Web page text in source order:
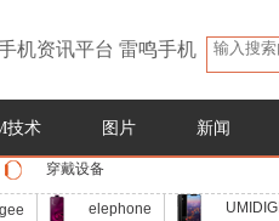
机资讯平台 雷鸣手机
技术 图片 新闻
穿戴设备
elephone UMIDIGI